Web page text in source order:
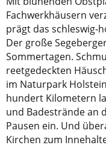
Fachwerkhäusern
prägt das schleswig-
Der große
Sommertagen.
reetgedeckten
im Naturpark
hundert Kilometern
und Badestrände an
Pausen ein. Und
Kirchen zum